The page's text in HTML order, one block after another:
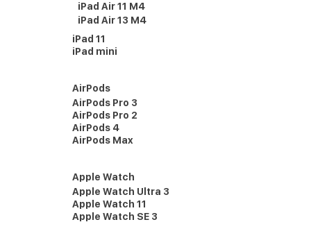
iPad Air 11 M4
iPad Air 13 M4
iPad 11
iPad mini
AirPods
AirPods Pro 3
AirPods Pro 2
AirPods 4
AirPods Max
Apple Watch
Apple Watch Ultra 3
Apple Watch 11
Apple Watch SE 3